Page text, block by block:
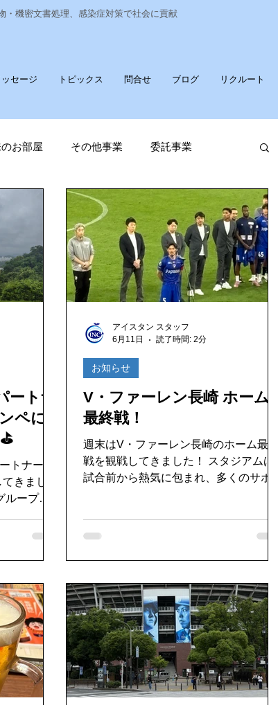
・機密文書処理、感染症対策で社会に貢献
ッセージ トピックス 問合せ ブログ リクルート
お部屋 その他事業 委託事業
新発売 ポータブル蓄電池
物収集運搬 TOPお知らせ
トナ
ペに
トナー企
きまし
景観と戦
番のなか
し、久し
雨の中で
が、これ
ア
87。後
には少々
が、終始
V・ファーレン長崎 ホーム
最終戦！
週末はV・ファーレン長崎のホーム最終
戦を観戦してきました！ スタジアムは
試合前から熱気に包まれ、多くのサポー
たちが登場！ 優勝報告が行われると、
ました。横浜で見届けたあの感動がよみ
がえり、改めて「長崎のスポーツって最
高だな」と感じる時間でした。 ヴェル
カの選手たちからたくさんの元気をもら
った後は、再び試合に集中！ V・ファー
レン長崎も最後まで粘り強く戦い、見事
1対0で勝利！ サポーターの大歓声とと
お知らせ
アイスタン スタッフ
6月11日
読了時間: 2分